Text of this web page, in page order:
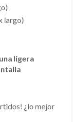
largo)
ligera
¿lo mejor